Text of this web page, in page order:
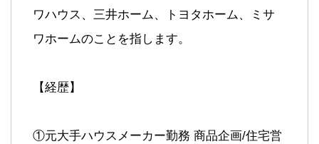
ワハウス、三井ホーム、トヨタホーム、ミサ
ワホームのことを指します。
【経歴】
①元大手ハウスメーカー勤務 商品企画/住宅営